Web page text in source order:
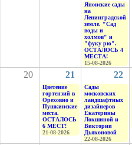
Японские сады
на
Ленинградской
земле. "Сад
воды и
холмов" и
"фуку рю".
ОСТАЛОСЬ 4
МЕСТА!
15-08-2026
20 21 22
Цветение
гортензий в
Ореховно и
Пушкинские
места.
ОСТАЛОСЬ
6 МЕСТ!
21-08-2026
Сады
московских
ландшафтных
дизайнеров
Екатерины
Локшиной и
Виктории
Дьяконовой
22-08-2026